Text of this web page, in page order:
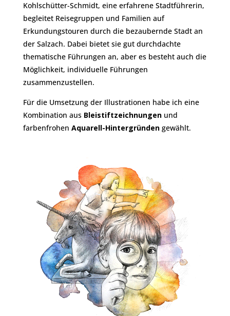
Kohlschütter-Schmidt, eine erfahrene Stadtführerin,
begleitet Reisegruppen und Familien auf
Erkundungstouren durch die bezaubernde Stadt an
der Salzach. Dabei bietet sie gut durchdachte
thematische Führungen an, aber es besteht auch die
Möglichkeit, individuelle Führungen
zusammenzustellen.
Für die Umsetzung der Illustrationen habe ich eine
Kombination aus Bleistiftzeichnungenund
farbenfrohen Aquarell-Hintergründengewählt.